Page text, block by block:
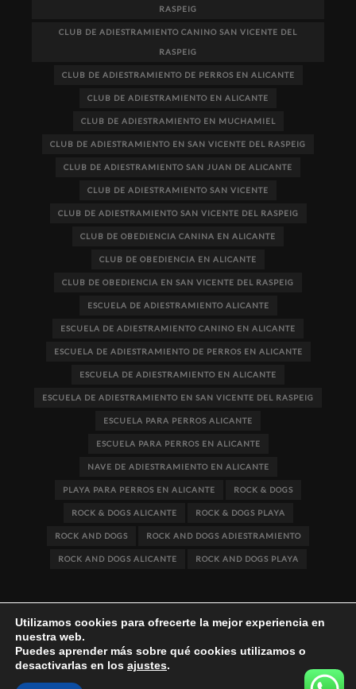
RASPEIG
CLUB DE ADIESTRAMIENTO CANINO SAN VICENTE DEL
RASPEIG
CLUB DE ADIESTRAMIENTO DE PERROS EN ALICANTE
CLUB DE ADIESTRAMIENTO EN ALICANTE
CLUB DE ADIESTRAMIENTO EN MUCHAMIEL
CLUB DE ADIESTRAMIENTO EN SAN VICENTE DEL RASPEIG
CLUB DE ADIESTRAMIENTO SAN JUAN DE ALICANTE
CLUB DE ADIESTRAMIENTO SAN VICENTE
CLUB DE ADIESTRAMIENTO SAN VICENTE DEL RASPEIG
CLUB DE OBEDIENCIA CANINA EN ALICANTE
CLUB DE OBEDIENCIA EN ALICANTE
CLUB DE OBEDIENCIA EN SAN VICENTE DEL RASPEIG
ESCUELA DE ADIESTRAMIENTO ALICANTE
ESCUELA DE ADIESTRAMIENTO CANINO EN ALICANTE
ESCUELA DE ADIESTRAMIENTO DE PERROS EN ALICANTE
ESCUELA DE ADIESTRAMIENTO EN ALICANTE
ESCUELA DE ADIESTRAMIENTO EN SAN VICENTE DEL RASPEIG
ESCUELA PARA PERROS ALICANTE
ESCUELA PARA PERROS EN ALICANTE
NAVE DE ADIESTRAMIENTO EN ALICANTE
PLAYA PARA PERROS EN ALICANTE ROCK & DOGS
ROCK & DOGS ALICANTE ROCK & DOGS PLAYA
ROCK AND DOGS ROCK AND DOGS ADIESTRAMIENTO
ROCK AND DOGS ALICANTE ROCK AND DOGS PLAYA
Rife
Utilizamos cookies para ofrecerte la mejor experiencia en
nuestra web.
Puedes aprender más sobre qué cookies utilizamos o
desactivarlas en los ajustes.